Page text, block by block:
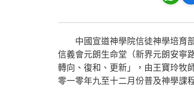
中國宣道神學院信徒神學培育部
信義會元朗生命堂（新界元朗安寧
轉向、復和、更新」，由王寶玲
零一零年九至十二月份普及神學課